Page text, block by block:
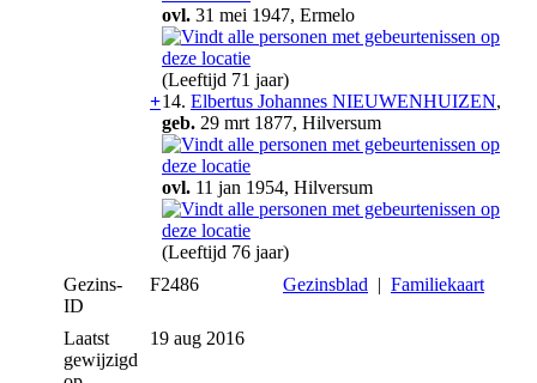
ovl. 31 mei 1947, Ermelo
(Leeftijd 71 jaar)
+14. Elbertus Johannes NIEUWENHUIZEN,
geb. 29 mrt 1877, Hilversum
ovl. 11 jan 1954, Hilversum
(Leeftijd 76 jaar)
Gezins-
ID
F2486 Gezinsblad | Familiekaart
Laatst
gewijzigd
19 aug 2016